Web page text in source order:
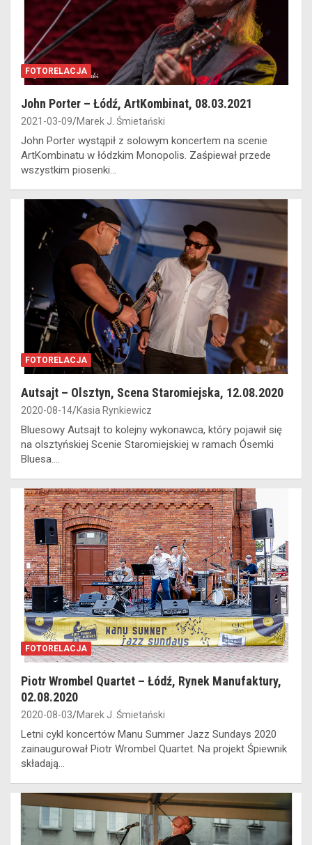
FOTORELACJA
John Porter – Łódź, ArtKombinat, 08.03.2021
2021-03-09 Marek J. Śmietański
John Porter wystąpił z solowym koncertem na scenie
ArtKombinatu w łódzkim Monopolis. Zaśpiewał przede
wszystkim piosenki…
FOTORELACJA
Autsajt – Olsztyn, Scena Staromiejska, 12.08.2020
2020-08-14 Kasia Rynkiewicz
Bluesowy Autsajt to kolejny wykonawca, który pojawił się
na olsztyńskiej Scenie Staromiejskiej w ramach Ósemki
Bluesa.…
FOTORELACJA
Piotr Wrombel Quartet – Łódź, Rynek Manufaktury,
02.08.2020
2020-08-03 Marek J. Śmietański
Letni cykl koncertów Manu Summer Jazz Sundays 2020
zainaugurował Piotr Wrombel Quartet. Na projekt Śpiewnik
składają…